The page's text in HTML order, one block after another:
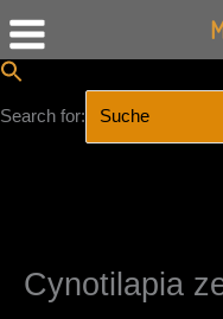
Search for:
Cynotilapia